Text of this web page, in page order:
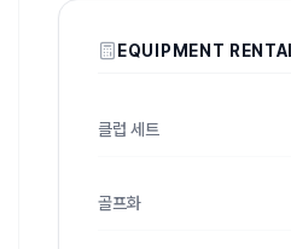
EQUIPMENT
클럽 세트
골프화